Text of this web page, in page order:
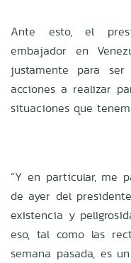
Ante esto, el
embajador en
justamente para
acciones a realizar
situaciones que
“Y en particular, me
de ayer del
existencia y
eso, tal como las
semana pasada, es